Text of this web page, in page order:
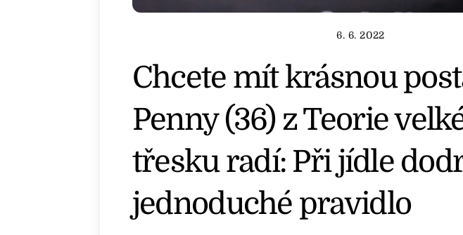
6. 6. 2022
Chcete mít krásnou
Penny (36) z Teorie
třesku radí: Při jídle
jednoduché pravidlo